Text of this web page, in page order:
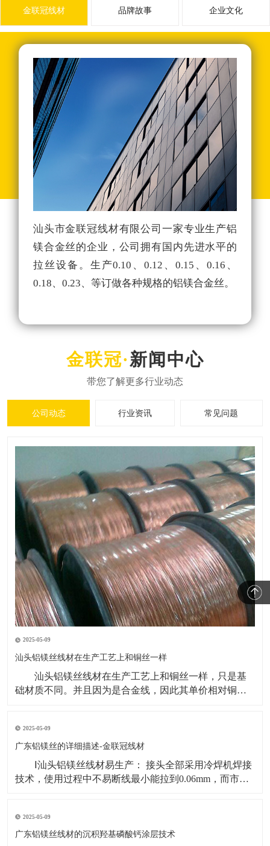
金联冠线材 品牌故事 企业文化
汕头市金联冠线材有限公司一家专业生产铝
镁合金丝的企业，公司拥有国内先进水平的
拉丝设备。生产0.10、0.12、0.15、0.16、
0.18、0.23、等订做各种规格的铝镁合金丝。
新闻中心
公司动态 行业资讯 常见问题
2025-05-09
汕头铝镁丝线材在生产工艺上和铜丝一样
汕头铝镁丝线材在生产工艺上和铜丝一样，只是基
础材质不同。并且因为是合金线，因此其单价相对铜线
但是随带而来的问题是，铜的导电率仅次于金和
银，铝和镁的导电率都高于铜，因为如果为相同规格大
2025-05-09
广东铝镁丝的详细描述-金联冠线材
Ⅰ汕头铝镁丝线材易生产： 接头全部采用冷焊机焊接
技术，使用过程中不易断线最小能拉到0.06mm，而市场
现有的铜包铝线的密度为3.63g/cm?，纯铜线密度
8.96g/cm?。在
2025-05-09
广东铝镁丝线材的沉积羟基磷酸钙涂层技术